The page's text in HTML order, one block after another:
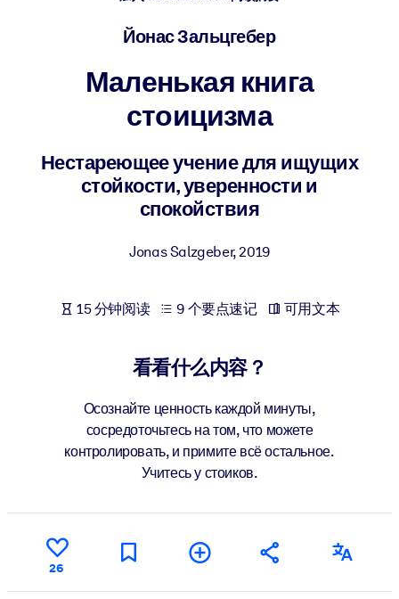
将简短且经过验证的知识引入您的 LMS/LXP，以获得更强的学习效
面向企业图书馆
用值得信赖且即插即用的商业知识丰富您的企业图书馆。
面向人工智能系统
Йонас Зальцгебер
Маленькая книга
стоицизма
Нестареющее учение для ищущих
стойкости, уверенности и
спокойствия
Jonas Salzgeber,2019
15 分钟阅读 9 个要点速记 可用文本
看看什么内容？
Осознайте ценность каждой минуты,
сосредоточьтесь на том, что можете
контролировать, и примите всё остальное.
Учитесь у стоиков.
26